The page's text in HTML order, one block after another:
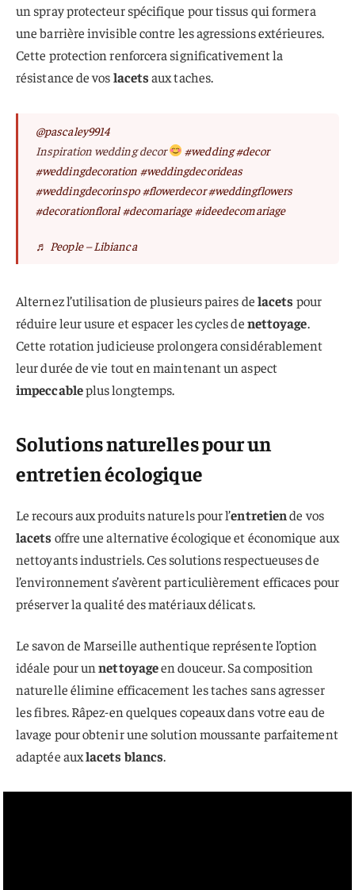
un spray protecteur spécifique pour tissus qui formera
une barrière invisible contre les agressions extérieures.
Cette protection renforcera significativement la
résistance de voslacetsaux taches.
@pascaley9914
Inspiration wedding decor
#wedding#decor
#weddingdecoration #weddingdecorideas
#weddingdecorinspo#flowerdecor#weddingflowers
#decorationfloral#decomariage#ideedecomariage
♬ People – Libianca
Alternez l’utilisation de plusieurs paires delacets pour
réduire leur usure et espacer les cycles denettoyage.
Cette rotation judicieuse prolongera considérablement
leur durée de vie tout en maintenant un aspect
impeccableplus longtemps.
Solutions naturelles pour un
entretien écologique
Le recours aux produits naturels pour l’entretiende vos
lacets offre une alternative écologique et économique aux
nettoyants industriels. Ces solutions respectueuses de
l’environnement s’avèrent particulièrement efficaces pour
préserver la qualité des matériaux délicats.
Le savon de Marseille authentique représente l’option
idéale pour unnettoyageen douceur. Sa composition
naturelle élimine efficacement les taches sans agresser
les fibres. Râpez-en quelques copeaux dans votre eau de
lavage pour obtenir une solution moussante parfaitement
adaptée auxlacets blancs.